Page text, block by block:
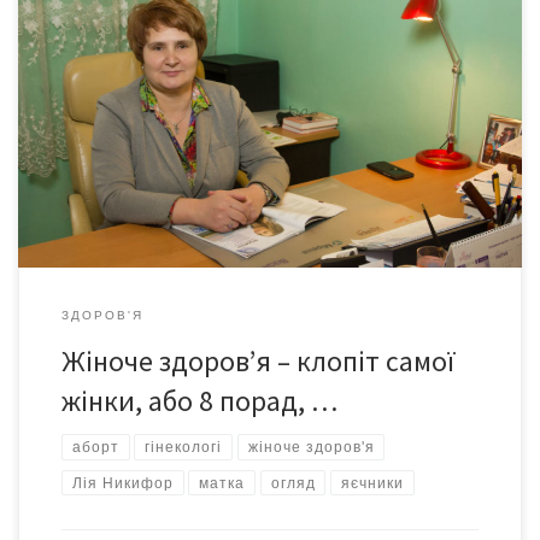
«Стан державної та комунальної медицини жінки відчувають
на собі – і цей стан вельми жалюгідний: навіть для огляду
гінеколога треба купити в аптеці все своє і за все заплатити.
Крім цього, пацієнтки позбавлені ще й доступу до сучасної
діагностики: вона не фінансується. Жодна міська консультація
чи поліклініка ЦРЛ […]
ЗДОРОВ'Я
Жіноче здоров’я – клопіт самої
жінки, або 8 порад, …
аборт гінекологі жіноче здоров'я
Лія Никифор матка огляд яєчники